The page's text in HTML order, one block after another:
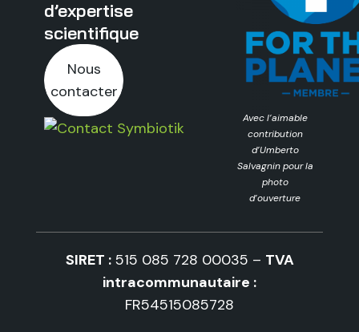
d’expertise
scientifique
Nous
contacter
Avec l’aimable
contribution
d’Umberto
Salvagnin pour la
photo
d’ouverture
SIRET :515 085 728 00035 – TVA
intracommunautaire :
FR54515085728